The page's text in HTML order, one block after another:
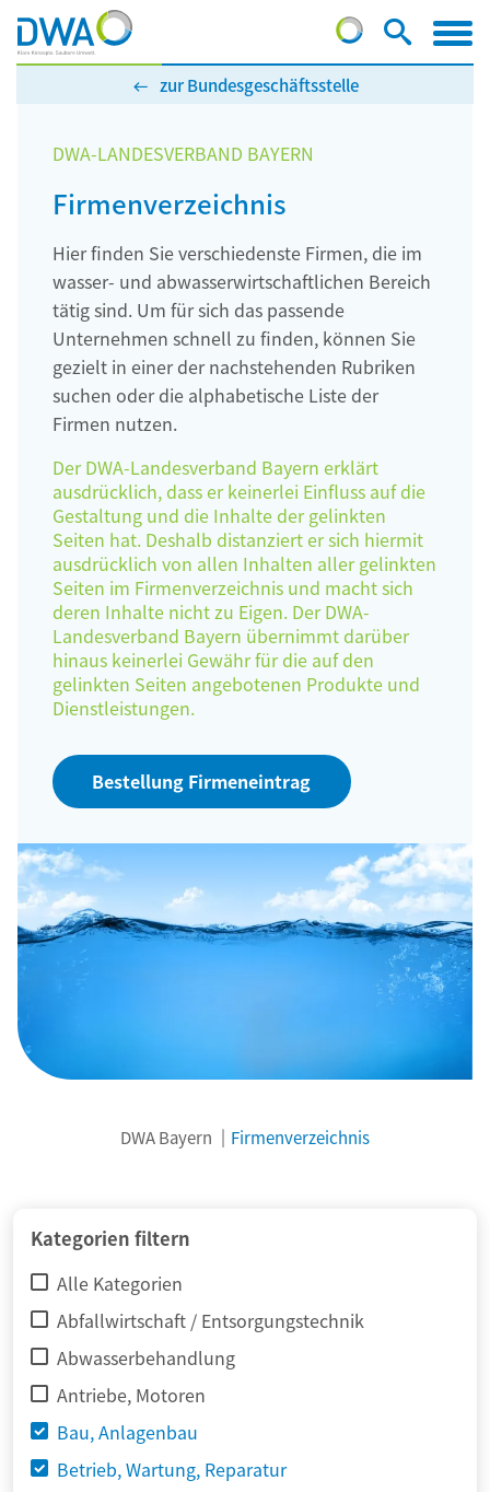
zur Bundesgeschäftsstelle
DWA-LANDESVERBAND BAYERN
Firmenverzeichnis
Hier finden Sie verschiedenste Firmen, die im
wasser- und abwasserwirtschaftlichen Bereich
tätig sind. Um für sich das passende
Unternehmen schnell zu finden, können Sie
gezielt in einer der nachstehenden Rubriken
suchen oder die alphabetische Liste der
Firmen nutzen.
Der DWA-Landesverband Bayern erklärt
ausdrücklich, dass er keinerlei Einfluss auf die
Gestaltung und die Inhalte der gelinkten
Seiten hat. Deshalb distanziert er sich hiermit
ausdrücklich von allen Inhalten aller gelinkten
Seiten im Firmenverzeichnis und macht sich
deren Inhalte nicht zu Eigen. Der DWA-
Landesverband Bayern übernimmt darüber
hinaus keinerlei Gewähr für die auf den
gelinkten Seiten angebotenen Produkte und
Dienstleistungen.
Bestellung Firmeneintrag
DWA Bayern Firmenverzeichnis
Kategorien filtern
Alle Kategorien
Abfallwirtschaft / Entsorgungstechnik
Abwasserbehandlung
Antriebe, Motoren
Bau, Anlagenbau
Betrieb, Wartung, Reparatur